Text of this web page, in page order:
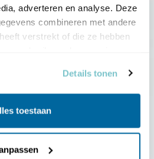
adverteren en analyse. Deze
combineren met andere
verstrekt of die ze hebben
Details tonen
toestaan
voor € 36,00 per jaar